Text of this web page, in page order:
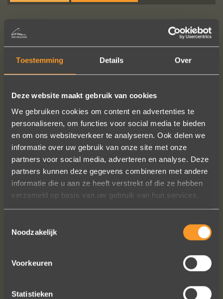
Toestemming Details Over
Deze website maakt gebruik van cookies
We gebruiken cookies om content en advertenties te
personaliseren, om functies voor social media te bieden
en om ons websiteverkeer te analyseren. Ook delen we
informatie over uw gebruik van onze site met onze
partners voor social media, adverteren en analyse. Deze
partners kunnen deze gegevens combineren met andere
informatie die u aan ze heeft verstrekt of die ze hebben
verzameld op basis van uw gebruik van hun services.
Noodzakelijk
Voorkeuren
Statistieken
Wat een vakmanschap! De sierraden
zijn gewoon prachtig en subtiel
tegelijk. Héél veel waar voor je geld. In
het echt zijn ze eigenlijk mooier dan
op de foto's.
We bestelden online, maar er wordt
contact met je onderhouden alsof je
Het is eigenlijk een feestje om bij Wim